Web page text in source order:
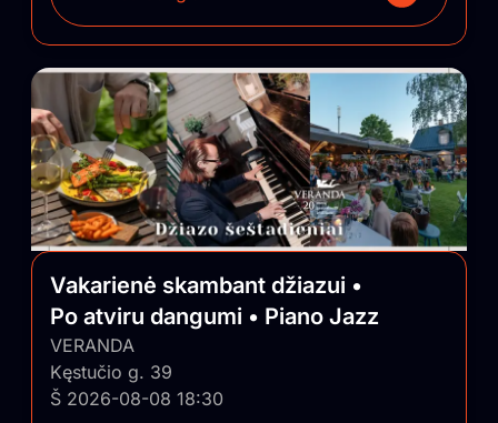
Vakarienė skambant džiazui •
Po atviru dangumi • Piano Jazz
VERANDA
Kęstučio g. 39
Š 2026-08-08 18:30